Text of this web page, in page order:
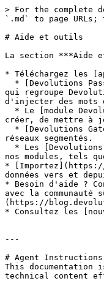
> For the complete
`.md` to page
# Aide et outils
La section ***Aide
* Téléchargez les
qui regroupe
d'injecter des mots
créer, de mettre à
réseaux segmentés.
nos modules, tels
*
données vers et
* Besoin d'aide ?
avec la
(https://
* Consultez les
---
# Agent Instructions
This documentation
technical content